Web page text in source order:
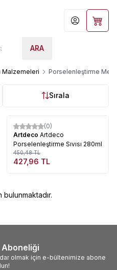
ARA
Hesabım
Malzemeleri Porselenleştirme
Sırala
%5
(0)
Artdeco Artdeco
Porselenleştirme Sıvısı 280ml
450,48TL
427,96 TL
bulunmaktadır.
olmak için e-bültenimize abone